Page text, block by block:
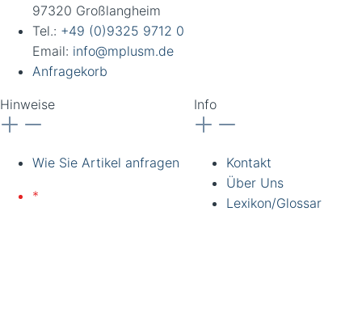
97320 Großlangheim
Tel.: +49 (0)9325 9712 0
Email: info@mplusm.de
Anfragekorb
Hinweise
Wie Sie Artikel anfragen
*
Info
Kontakt
Über Uns
Lexikon/Glossar